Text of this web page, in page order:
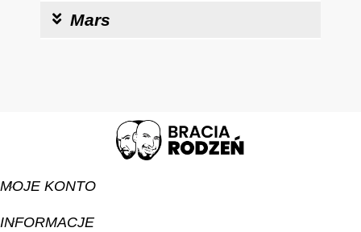
Mars
MOJE KONTO
INFORMACJE